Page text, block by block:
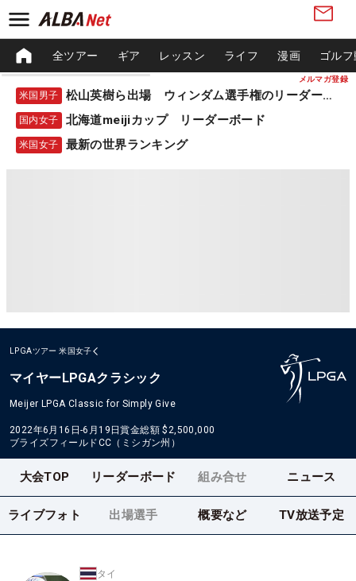
メルマガ登録
全ツアー ギア レッスン ライフ 漫画 ゴル
米国男子 松山英樹ら出場 ウィンダム選手権のリーダーボード
国内女子 北海道meijiカップ リーダーボード
米国女子 最新の世界ランキング
LPGAツアー 米国女子
マイヤーLPGAクラシック
Meijer LPGA Classic for Simply Give
2022年6月16日-6月19日賞金総額 $2,500,000
ブライズフィールドCC（ミシガン州）
大会TOP リーダーボード 組み合せ ニュース
ライブフォト 出場選手 概要など TV放送予定
タイ